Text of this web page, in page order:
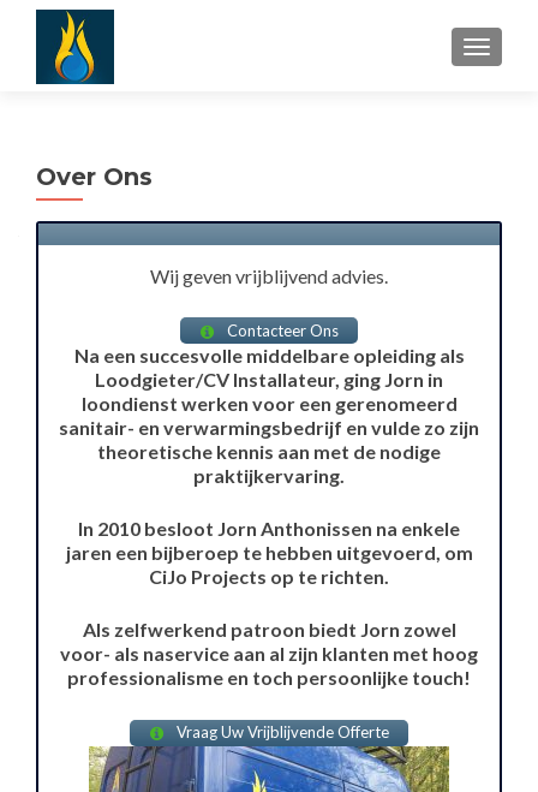
Over Ons
Wij geven vrijblijvend advies.
Contacteer Ons
Na een succesvolle middelbare opleiding als
Loodgieter/CV Installateur, ging Jorn in
loondienst werken voor een gerenomeerd
sanitair- en verwarmingsbedrijf en vulde zo zijn
theoretische kennis aan met de nodige
praktijkervaring.
In 2010 besloot Jorn Anthonissen na enkele
jaren een bijberoep te hebben uitgevoerd, om
CiJo Projects op te richten.
Als zelfwerkend patroon biedt Jorn zowel
voor- als naservice aan al zijn klanten met hoog
professionalisme en toch persoonlijke touch!
Vraag Uw Vrijblijvende Offerte